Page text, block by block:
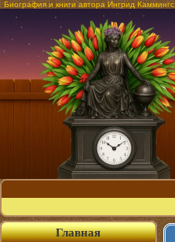
Биография и книги автора Ингрид Каммингс
Главная